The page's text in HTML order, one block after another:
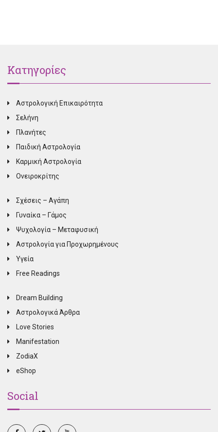
Κατηγορίες
Αστρολογική Επικαιρότητα
Σελήνη
Πλανήτες
Παιδική Αστρολογία
Καρμική Αστρολογία
Ονειροκρίτης
Σχέσεις – Αγάπη
Γυναίκα – Γάμος
Ψυχολογία – Μεταφυσική
Αστρολογία για Προχωρημένους
Υγεία
Free Readings
Dream Building
Αστρολογικά Άρθρα
Love Stories
Manifestation
ZodiaX
eShop
Social